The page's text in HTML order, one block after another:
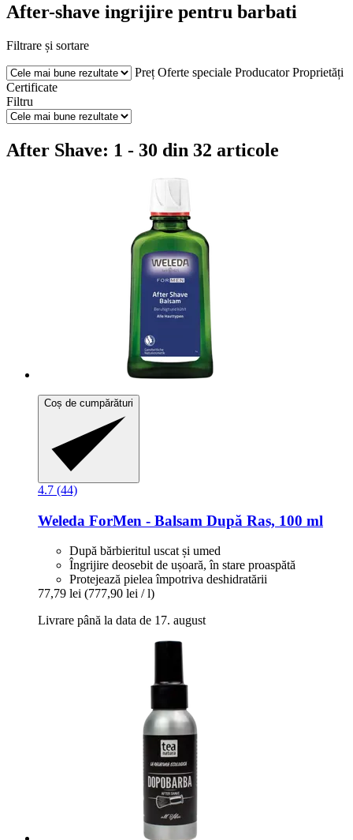
After-shave ingrijire pentru barbati
Filtrare și sortare
Preț Oferte speciale Producator Proprietăți
Certificate
Filtru
After Shave: 1 - 30 din 32 articole
Coș de cumpărături
4.7 (44)
Weleda ForMen -​ Balsam După Ras, 100 ml
După bărbieritul uscat și umed
Îngrijire deosebit de ușoară, în stare proaspătă
Protejează pielea împotriva deshidratării
77,79 lei (777,90 lei / l)
Livrare până la data de 17. august